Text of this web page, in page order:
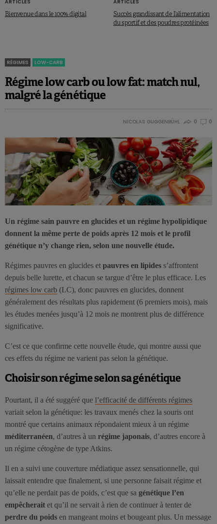
ARTICLES
Bienvenue dans le 100% digital
ARTICLES
Succès grandissant de l’alimentation
du sportif et des poudres protéinées
RÉGIMES LOW-CARB
Régime low carb ou low fat: match nul,
malgré la génétique
NICOLAS GUGGENBÜHL 0 0
Un régime sain pauvre en glucides et un régime hypolipidique
donnent la même perte de poids après 12 mois et le profil
génétique n’y change rien, selon une nouvelle étude.
Régimes pauvres en glucides et pauvres en lipides s’affrontent
depuis belle lurette, et chacun se targue d’être le plus efficace. Les
régimes low carb (LC), donc pauvres en glucides, donnent
généralement des résultats plus rapidement (6 premiers mois), mais
les études menées jusqu’à 12 mois ne montrent plus de différence
significative.
C’est ce que confirme cette nouvelle étude, qui montre aussi que
ces effets du régime ne varient pas selon la génétique.
Choisir son régime selon sa génétique
Pourtant, il a été suggéré que l’efficacité de différents régimes
variait selon la génétique: les travaux menés chez la souris ont
montré que certains animaux répondaient mieux à un régime
méditerranéen, d’autres à un régime japonais, d’autres encore à
un régime cétogène de type Atkins.
Il en a suivi une couverture médiatique assez sensationnelle, qui
laissait entendre que finalement, si une personne faisait régime et
qu’elle ne perdait pas de poids, c’est que sa génétique l’en
empêcherait et qu’il ne servait à rien de continuer à tenter de
perdre du poids en mangeant moins et bougeant plus. Un message